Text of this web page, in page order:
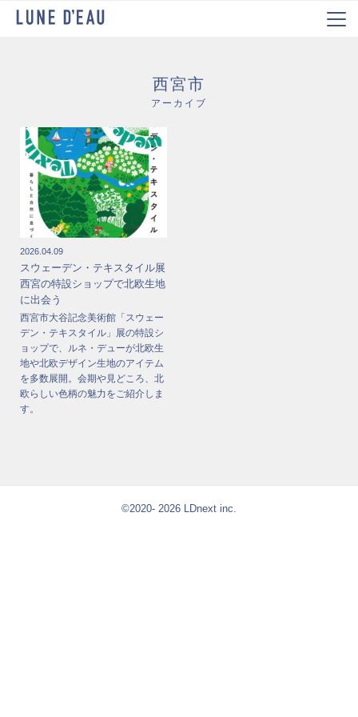
西宮市
アーカイブ
2026.04.09
スウェーデン・テキスタイル展
西宮の特設ショップで北欧生地
に出会う
西宮市大谷記念美術館「スウェー
デン・テキスタイル」展の特設シ
ョップで、ルネ・デューが北欧生
地や北欧デザイン生地のアイテム
を多数展開。会期や見どころ、北
欧らしい色柄の魅力をご紹介しま
す。
©2020- 2026 LDnext inc.